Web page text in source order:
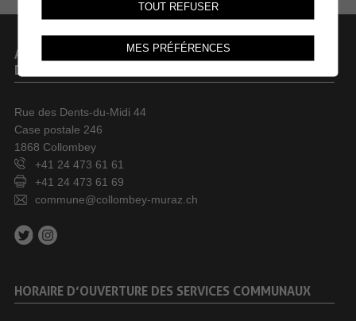
ADMINISTRATION COMMUNALE
DE COLLOMBEY-MURAZ
Rue des Dents-du-Midi 44
Case postale 246
1868 Collombey
+41 24 473 61 61
+41 24 473 61 69
commune@collombey-muraz.ch
HORAIRE D’OUVERTURE DES SERVICES COMMUNAUX
TOUT REFUSER
MES PRÉFÉRENCES